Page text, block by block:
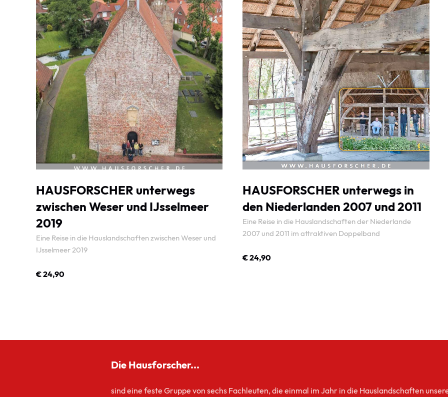
HAUSFORSCHER unterwegs
zwischen Weser und IJsselmeer
2019
Eine Reise in die Hauslandschaften zwischen Weser und
IJsselmeer 2019
€ 24,90
HAUSFORSCHER unterwegs in
den Niederlanden 2007 und 2011
Eine Reise in die Hauslandschaften der Niederlande
2007 und 2011 im attraktiven Doppelband
€ 24,90
Die Hausforscher...
sind eine feste Gruppe von sechs Fachleuten, die einmal im Jahr in die Hauslandschaften